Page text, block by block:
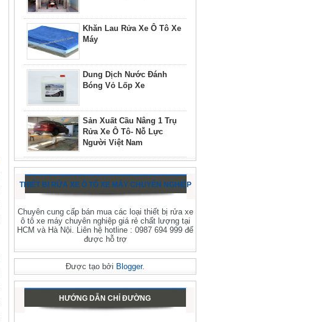
Khăn Lau Rửa Xe Ô Tô Xe
Máy
Dung Dịch Nước Đánh
Bóng Vỏ Lốp Xe
Sản Xuất Cầu Nâng 1 Trụ
Rửa Xe Ô Tô- Nỗ Lực
Người Việt Nam
THIẾT BỊ RỬA XE Ô TÔ XE MÁY CHUYÊN NGHIỆP
Chuyên cung cấp bán mua các loại thiết bị rửa xe
ô tô xe máy chuyên nghiệp giá rẻ chất lượng tại
HCM và Hà Nội. Liên hệ hotline : 0987 694 999 để
được hỗ trợ
Được tạo bởi Blogger.
HƯỚNG DẪN CHỈ ĐƯỜNG